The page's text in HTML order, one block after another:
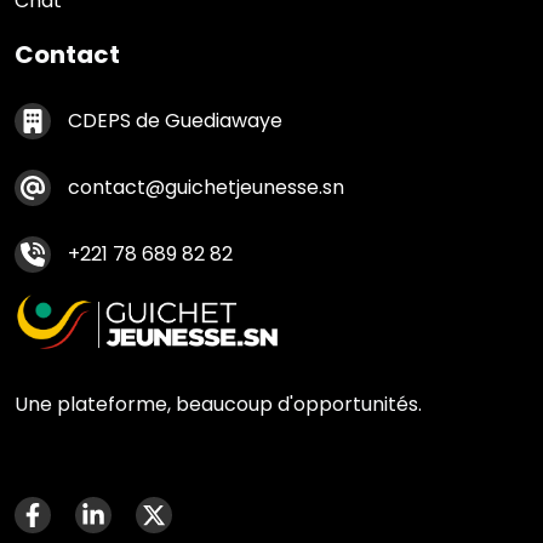
Contact
Contact footer
CDEPS de Guediawaye
contact@guichetjeunesse.sn
+221 78 689 82 82
Une plateforme, beaucoup d'opportunités.
Menu social media